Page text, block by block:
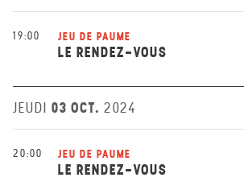
19:00 JEU DE PAUME
LE RENDEZ-VOUS
JEUDI 03 OCT. 2024
20:00 JEU DE PAUME
LE RENDEZ-VOUS